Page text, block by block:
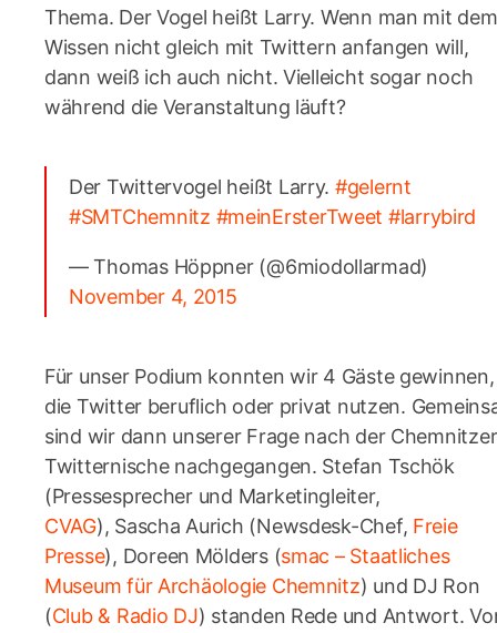
Thema. Der Vogel heißt Larry. Wenn man mit dem
Wissen nicht gleich mit Twittern anfangen will,
dann weiß ich auch nicht. Vielleicht sogar noch
während die Veranstaltung läuft?
Der Twittervogel heißt Larry. #gelernt
#SMTChemnitz #meinErsterTweet #larrybird
— Thomas Höppner (@6miodollarmad)
November 4, 2015
Für unser Podium konnten wir 4 Gäste gewinnen,
die Twitter beruflich oder privat nutzen.
sind wir dann unserer Frage nach der Chemnitzer
Twitternische nachgegangen. Stefan Tschök
(Pressesprecher und Marketingleiter,
CVAG), Sascha Aurich (Newsdesk-Chef, Freie
Presse), Doreen Mölders (smac – Staatliches
Museum für Archäologie Chemnitz) und DJ Ron
(Club & Radio DJ) standen Rede und Antwort.